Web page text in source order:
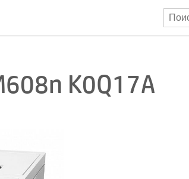
K0Q17A